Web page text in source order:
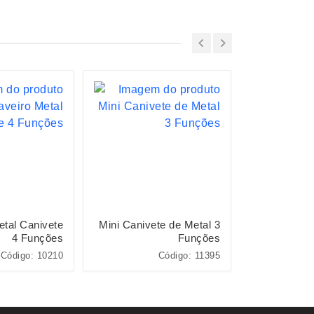
Canivete
4 Funções
Código: 10210
Mini Canivete de Metal 3
Funções
Código: 11395